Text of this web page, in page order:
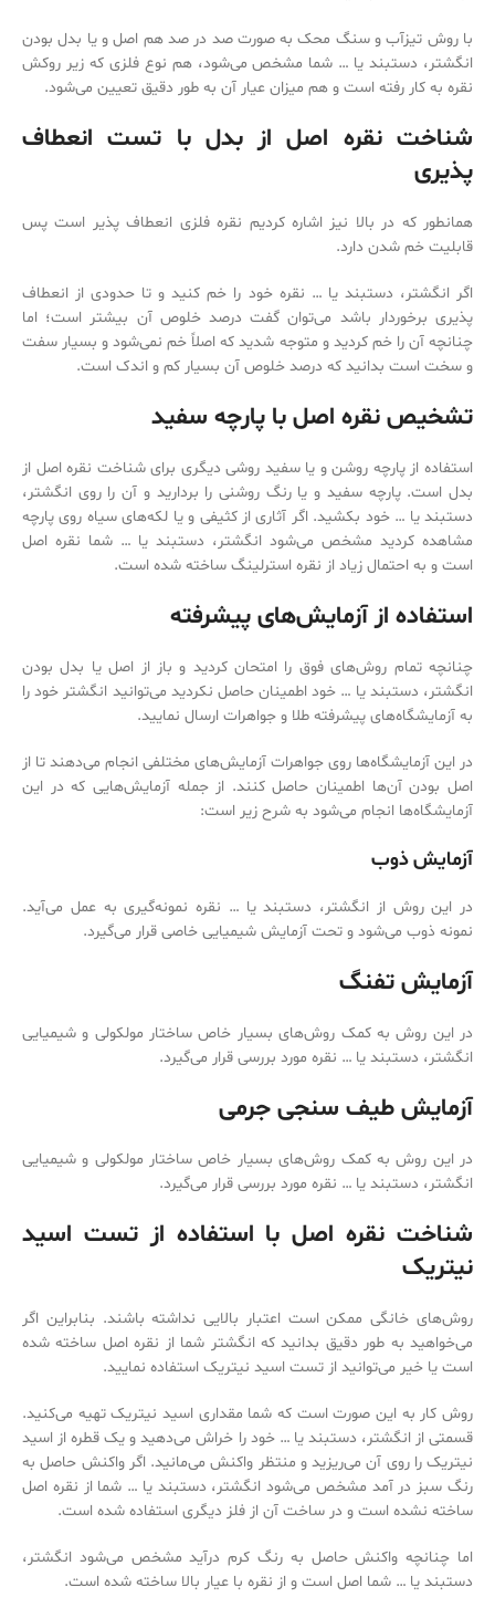
با روش تیزآب و سنگ محک به صورت صد در صد هم اصل و یا بدل بودن
انگشتر، دستبند یا … شما مشخص می‌‌شود، هم نوع فلزی که زیر روکش
نقره به کار رفته است و هم میزان عیار آن به طور دقیق تعیین می‌‌شود.
شناخت نقره اصل از بدل با تست انعطاف
پذیری
همانطور که در بالا نیز اشاره کردیم نقره فلزی انعطاف پذیر است پس
قابلیت خم شدن دارد.
اگر انگشتر، دستبند یا … نقره خود را خم کنید و تا حدودی از انعطاف
پذیری برخوردار باشد می‌‌توان گفت درصد خلوص آن بیشتر است؛ اما
چنانچه آن را خم کردید و متوجه شدید که اصلاً خم نمی‌‌شود و بسیار سفت
و سخت است بدانید که درصد خلوص آن بسیار کم و اندک است.
تشخیص نقره اصل با پارچه سفید
استفاده از پارچه روشن و یا سفید روشی دیگری برای شناخت نقره اصل از
بدل است. پارچه سفید و یا رنگ روشنی را بردارید و آن را روی انگشتر،
دستبند یا … خود بکشید. اگر آثاری از کثیفی و یا لکه‌‌های سیاه روی پارچه
مشاهده کردید مشخص می‌‌شود انگشتر، دستبند یا … شما نقره اصل
است و به احتمال زیاد از نقره استرلینگ ساخته شده است.
استفاده از آزمایش‌های پیشرفته
چنانچه تمام روش‌‌های فوق را امتحان کردید و باز از اصل یا بدل بودن
انگشتر، دستبند یا … خود اطمینان حاصل نکردید می‌‌توانید انگشتر خود را
به آزمایشگاه‌‌های پیشرفته طلا و جواهرات ارسال نمایید.
در این آزمایشگاه‌‌ها روی جواهرات آزمایش‌های مختلفی انجام می‌‌دهند تا از
اصل بودن آن‌ها اطمینان حاصل کنند. از جمله آزمایش‌هایی که در این
آزمایشگاه‌‌ها انجام می‌‌شود به شرح زیر است:
آزمایش ذوب
در این روش از انگشتر، دستبند یا … نقره نمونه‌‌گیری به عمل می‌‌آید.
نمونه ذوب می‌‌شود و تحت آزمایش شیمیایی خاصی قرار می‌‌گیرد.
آزمایش تفنگ
در این روش به کمک روش‌‌های بسیار خاص ساختار مولکولی و شیمیایی
انگشتر، دستبند یا … نقره مورد بررسی قرار می‌‌گیرد.
آزمایش طیف سنجی جرمی
در این روش به کمک روش‌‌های بسیار خاص ساختار مولکولی و شیمیایی
انگشتر، دستبند یا … نقره مورد بررسی قرار می‌‌گیرد.
شناخت نقره اصل با استفاده از تست اسید
نیتریک
روش‌‌های خانگی ممکن است اعتبار بالایی نداشته باشند. بنابراین اگر
می‌‌خواهید به طور دقیق بدانید که انگشتر شما از نقره اصل ساخته شده
است یا خیر می‌توانید از تست اسید نیتریک استفاده نمایید.
روش کار به این صورت است که شما مقداری اسید نیتریک تهیه می‌‌کنید.
قسمتی از انگشتر، دستبند یا … خود را خراش می‌‌دهید و یک قطره از اسید
نیتریک را روی آن می‌‌ریزید و منتظر واکنش می‌‌مانید. اگر واکنش حاصل به
رنگ سبز در آمد مشخص می‌‌شود انگشتر، دستبند یا … شما از نقره اصل
ساخته نشده است و در ساخت آن از فلز دیگری استفاده شده است.
اما چنانچه واکنش حاصل به رنگ کرم درآید مشخص می‌‌شود انگشتر،
دستبند یا … شما اصل است و از نقره با عیار بالا ساخته شده است.